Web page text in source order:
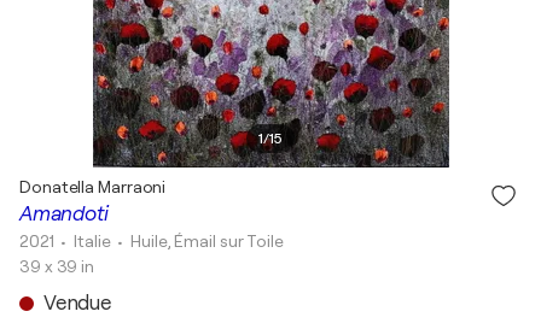
1/15
Amandoti
Donatella Marraoni
2021 • Italie • Huile, Émail sur Toile
39 x 39 in
Vendue